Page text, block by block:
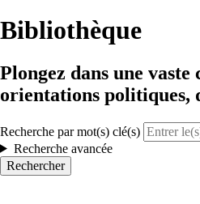
Bibliothèque
Plongez dans une
orientations politiques,
Recherche par mot(s) clé(s)
Recherche avancée